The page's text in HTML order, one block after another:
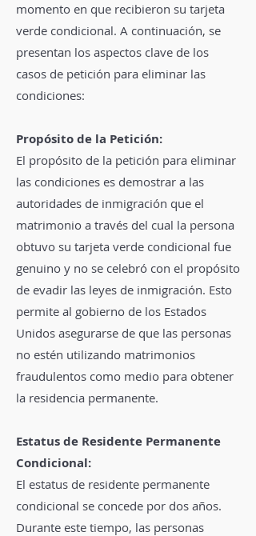
momento en que recibieron su tarjeta
verde condicional. A continuación, se
presentan los aspectos clave de los
casos de petición para eliminar las
condiciones:
Propósito de la Petición:
El propósito de la petición para eliminar
las condiciones es demostrar a las
autoridades de inmigración que el
matrimonio a través del cual la persona
obtuvo su tarjeta verde condicional fue
genuino y no se celebró con el propósito
de evadir las leyes de inmigración. Esto
permite al gobierno de los Estados
Unidos asegurarse de que las personas
no estén utilizando matrimonios
fraudulentos como medio para obtener
la residencia permanente.
Estatus de Residente Permanente
Condicional:
El estatus de residente permanente
condicional se concede por dos años.
Durante este tiempo, las personas